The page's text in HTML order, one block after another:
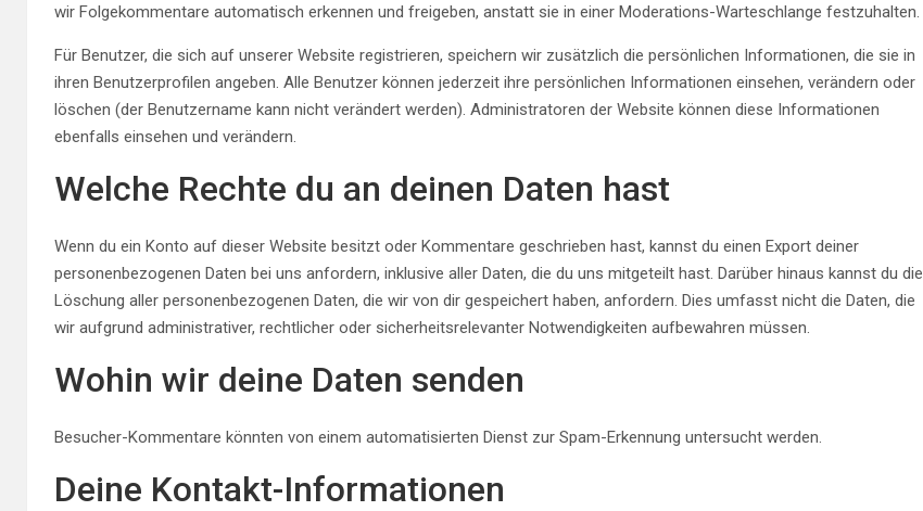
wir Folgekommentare automatisch erkennen und freigeben, anstatt sie in einer Moderations-Warteschlange festzuhalten.
Für Benutzer, die sich auf unserer Website registrieren, speichern wir zusätzlich die persönlichen Informationen, die sie in
ihren Benutzerprofilen angeben. Alle Benutzer können jederzeit ihre persönlichen Informationen einsehen, verändern oder
löschen (der Benutzername kann nicht verändert werden). Administratoren der Website können diese Informationen
ebenfalls einsehen und verändern.
Welche Rechte du an deinen Daten hast
Wenn du ein Konto auf dieser Website besitzt oder Kommentare geschrieben hast, kannst du einen Export deiner
personenbezogenen Daten bei uns anfordern, inklusive aller Daten, die du uns mitgeteilt hast. Darüber hinaus kannst du die
Löschung aller personenbezogenen Daten, die wir von dir gespeichert haben, anfordern. Dies umfasst nicht die Daten, die
wir aufgrund administrativer, rechtlicher oder sicherheitsrelevanter Notwendigkeiten aufbewahren müssen.
Wohin wir deine Daten senden
Besucher-Kommentare könnten von einem automatisierten Dienst zur Spam-Erkennung untersucht werden.
Deine Kontakt-Informationen